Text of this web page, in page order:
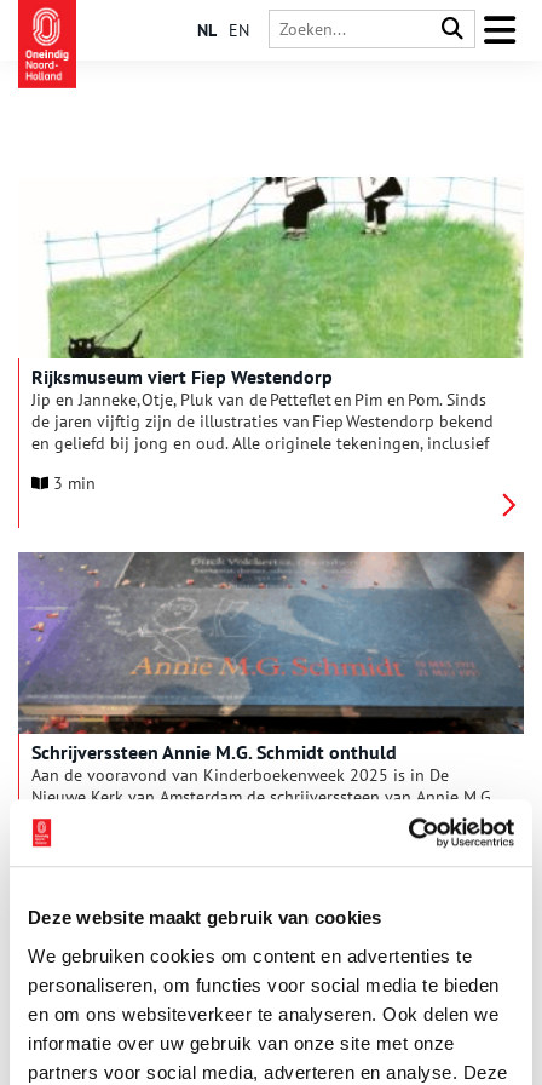
Deze website maakt gebruik van cookies
We gebruiken cookies om content en advertenties te
personaliseren, om functies voor social media te bieden
en om ons websiteverkeer te analyseren. Ook delen we
informatie over uw gebruik van onze site met onze
partners voor social media, adverteren en analyse. Deze
NL EN
Rijksmuseum viert Fiep Westendorp
Jip en Janneke, Otje, Pluk van de Petteflet en Pim en Pom. Sinds
de jaren vijftig zijn de illustraties van Fiep Westendorp bekend
en geliefd bij jong en oud. Alle originele tekeningen, inclusief
hiervan zijn aankomende zomer te zien in het Rijksmuseum,
3 min
Schrijverssteen Annie M.G. Schmidt onthuld
Aan de vooravond van Kinderboekenweek 2025 is in De
Nieuwe Kerk van Amsterdam de schrijverssteen van Annie M.G.
Schmidt feestelijk onthuld. In het bijzijn van honderden gasten
en belangstellenden werd de steen met toespraken, gedichten
en liedjes door de zoon van de gelauwerde schrijfster